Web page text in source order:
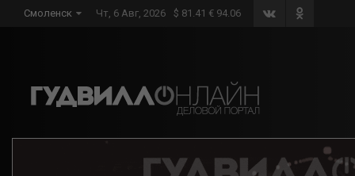
Смоленск Чт, 6 Авг, 2026 $ 81.41 € 94.06